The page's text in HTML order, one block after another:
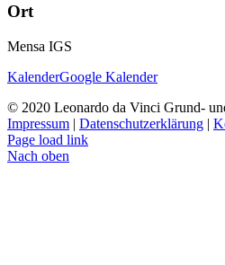
Ort
Mensa IGS
KalenderGoogle Kalender
© 2020 Leonardo da Vinci Grund-
Impressum | Datenschutzerklärung |
Page load link
Nach oben